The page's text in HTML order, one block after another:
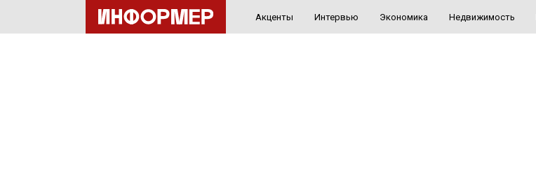
Акценты Интервью Экономика Недвижимость